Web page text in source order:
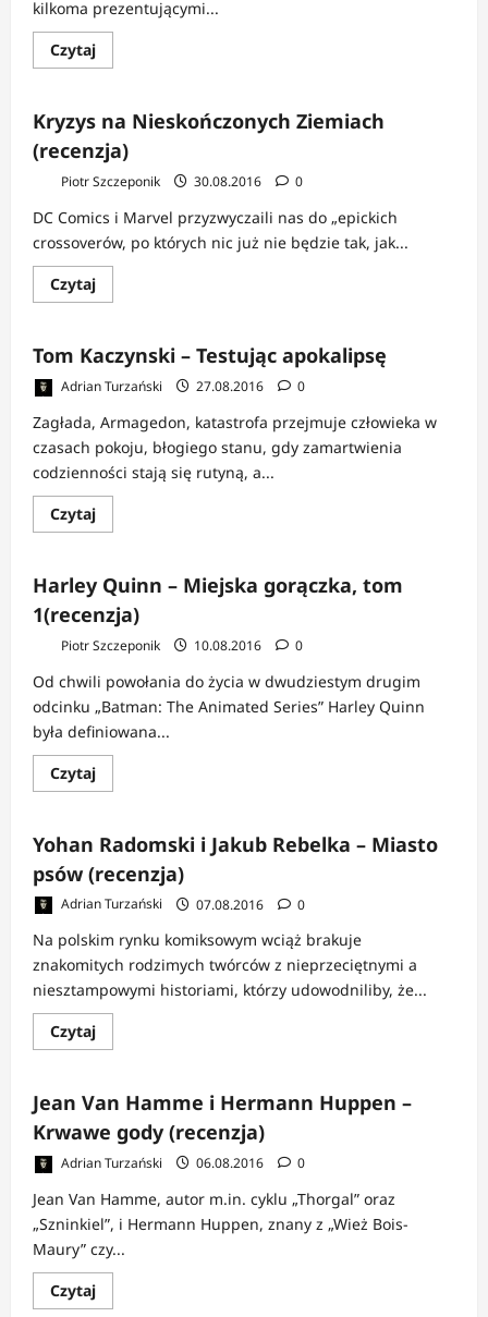
kilkoma prezentującymi...
CzytajDowiedz
się
Thor:
Bogobójca
(recenzja)
Kryzys na Nieskończonych Ziemiach
(recenzja)
Piotr Szczeponik 30.08.2016 0
DC Comics i Marvel przyzwyczaili nas do „epickich
crossoverów, po których nic już nie będzie tak, jak...
CzytajDowiedz
się
na
Nieskończonych
Ziemiach
Tom Kaczynski – Testując apokalipsę
Adrian Turzański 27.08.2016 0
Zagłada, Armagedon, katastrofa przejmuje człowieka w
czasach pokoju, błogiego stanu, gdy zamartwienia
codzienności stają się rutyną, a...
CzytajDowiedz
się
Kaczynski
Testując
apokalipsę
Harley Quinn – Miejska gorączka, tom
1(recenzja)
Piotr Szczeponik 10.08.2016 0
Od chwili powołania do życia w dwudziestym drugim
odcinku „Batman: The Animated Series” Harley Quinn
była definiowana...
CzytajDowiedz
się
Harley
Quinn
Miejska
gorączka,
tom
Yohan Radomski i Jakub Rebelka – Miasto
psów (recenzja)
Adrian Turzański 07.08.2016 0
Na polskim rynku komiksowym wciąż brakuje
znakomitych rodzimych twórców z nieprzeciętnymi a
niesztampowymi historiami, którzy udowodniliby, że...
CzytajDowiedz
się
Yohan
Radomski
Jakub
Rebelka
–
psów
(recenzja)
Jean Van Hamme i Hermann Huppen –
Krwawe gody (recenzja)
Adrian Turzański 06.08.2016 0
Jean Van Hamme, autor m.in. cyklu „Thorgal” oraz
„Szninkiel”, i Hermann Huppen, znany z „Wież Bois-
Maury” czy...
CzytajDowiedz
się